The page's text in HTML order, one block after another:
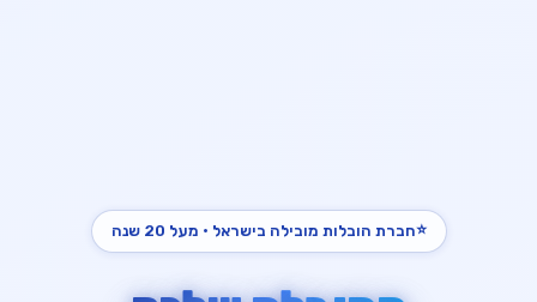
⭐חברת הובלות מובילה בישראל · מעל 20 שנה